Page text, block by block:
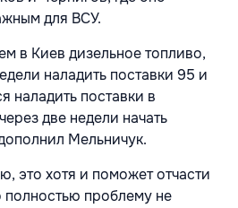
для ВСУ.
в Киев дизельное топливо,
наладить поставки 95 и
наладить поставки в
две недели начать
Мельничук.
это хотя и поможет отчасти
полностью проблему не